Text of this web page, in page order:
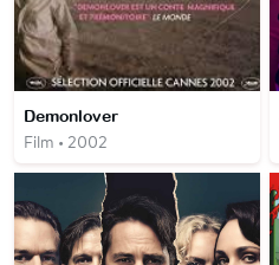
Demonlover
Film • 2002